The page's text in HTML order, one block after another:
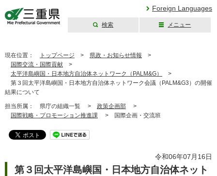
Foreign Languages
検索 メニュー
現在位置： トップページ > 県政・お知らせ情報 >
国際交流・国際貢献 >
太平洋島嶼国・日本地方自治体ネットワーク（PALM&G）
>
第３回太平洋島嶼国・日本地方自治体ネットワーク会議（PALM&G3）の開催
結果について
担当所属： 県庁の組織一覧 > 政策企画部 >
国際戦略・プロモーション推進課 > 国際企画・交流班
令和06年07月16日
第３回太平洋島嶼国・日本地方自治体ネット